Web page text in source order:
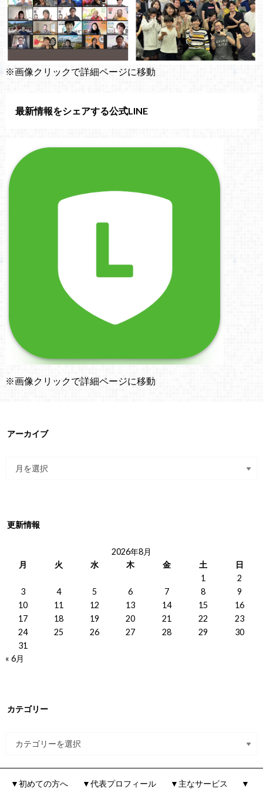
※画像クリックで詳細ページに移動
最新情報をシェアする公式LINE
※画像クリックで詳細ページに移動
アーカイブ
更新情報
2026年8月
月
火 水 木 金 土
日
1
2
3
4 5 6 7 8
9
10
11 12 13 14 15
16
17
18 19 20 21 22
23
24
25 26 27 28 29
30
31
« 6月
カテゴリー
▼初めての方へ ▼代表プロフィール ▼主なサービス ▼